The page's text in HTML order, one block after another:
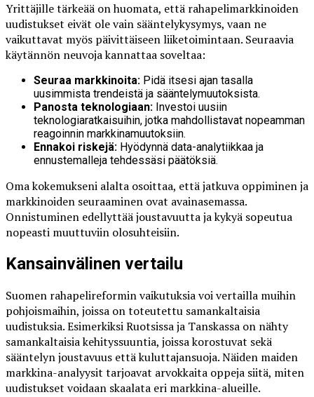
Yrittäjille tärkeää on huomata, että rahapelimarkkinoiden
uudistukset eivät ole vain sääntelykysymys, vaan ne
vaikuttavat myös päivittäiseen liiketoimintaan. Seuraavia
käytännön neuvoja kannattaa soveltaa:
Seuraa markkinoita: Pidä itsesi ajan tasalla
uusimmista trendeistä ja sääntelymuutoksista.
Panosta teknologiaan: Investoi uusiin
teknologiaratkaisuihin, jotka mahdollistavat nopeamman
reagoinnin markkinamuutoksiin.
Ennakoi riskejä: Hyödynnä data-analytiikkaa ja
ennustemalleja tehdessäsi päätöksiä.
Oma kokemukseni alalta osoittaa, että jatkuva oppiminen ja
markkinoiden seuraaminen ovat avainasemassa.
Onnistuminen edellyttää joustavuutta ja kykyä sopeutua
nopeasti muuttuviin olosuhteisiin.
Kansainvälinen vertailu
Suomen rahapelireformin vaikutuksia voi vertailla muihin
pohjoismaihin, joissa on toteutettu samankaltaisia
uudistuksia. Esimerkiksi Ruotsissa ja Tanskassa on nähty
samankaltaisia kehityssuuntia, joissa korostuvat sekä
sääntelyn joustavuus että kuluttajansuoja. Näiden maiden
markkina-analyysit tarjoavat arvokkaita oppeja siitä, miten
uudistukset voidaan skaalata eri markkina-alueille.